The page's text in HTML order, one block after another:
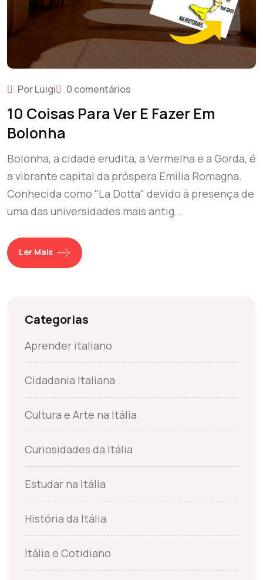
Por Luigi 0 comentários
10 Coisas Para Ver E Fazer Em
Bolonha
Bolonha, a cidade erudita, a Vermelha e a Gorda, é
a vibrante capital da próspera Emilia Romagna.
Conhecida como "La Dotta" devido à presença de
uma das universidades mais antig...
Ler Mais
Categorias
Aprender italiano
Cidadania Italiana
Cultura e Arte na Itália
Curiosidades da Itália
Estudar na Itália
História da Itália
Itália e Cotidiano